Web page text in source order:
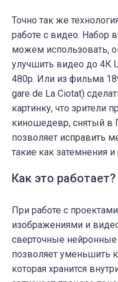
Точно так же
работе с видео. Набор
можем использовать,
улучшить видео до 4К
480p. Или из фильма
gare de La Ciotat)
картинку, что зрители
киношедевр, снятый в
позволяет исправить
такие как затемнения
Как это работает?
При работе с
изображениями и
сверточные нейронные
позволяет уменьшить
которая хранится